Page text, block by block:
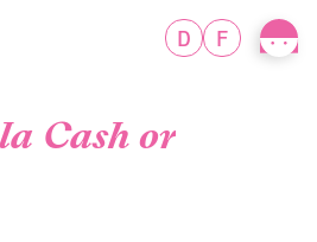
D F
Cash or